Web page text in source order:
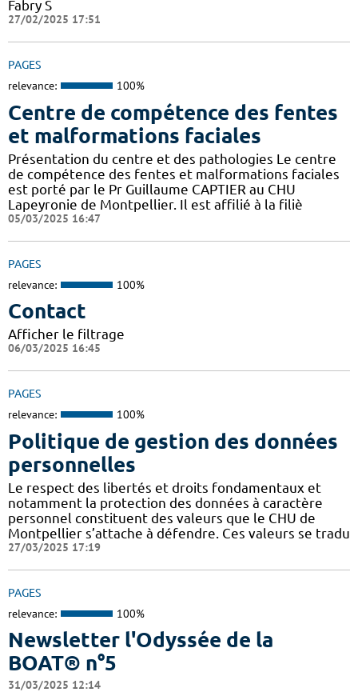
Fabry S
27/02/2025 17:51
PAGES
relevance: 100%
Centre de compétence des fentes
et malformations faciales
Présentation du centre et des pathologies Le centre
de compétence des fentes et malformations faciales
est porté par le Pr Guillaume CAPTIER au CHU
Lapeyronie de Montpellier. Il est affilié à la filiè
05/03/2025 16:47
PAGES
relevance: 100%
Contact
Afficher le filtrage
06/03/2025 16:45
PAGES
relevance: 100%
Politique de gestion des données
personnelles
Le respect des libertés et droits fondamentaux et
notamment la protection des données à caractère
personnel constituent des valeurs que le CHU de
Montpellier s’attache à défendre. Ces valeurs se tradu
27/03/2025 17:19
PAGES
relevance: 100%
Newsletter l'Odyssée de la
BOAT® n°5
31/03/2025 12:14